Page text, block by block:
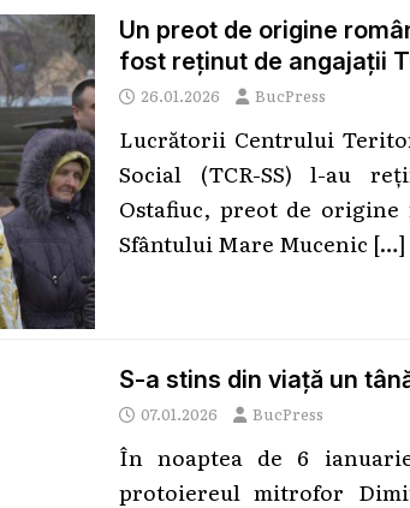
Un preot de origine
fost reținut de angajații
26.01.2026 BucPress
Lucrătorii Centrului
Social (TCR-SS) l-au
Ostafiuc, preot de
Sfântului Mare Mucenic […]
S-a stins din viață un
07.01.2026 BucPress
În noaptea de 6
protoiereul mitrofor